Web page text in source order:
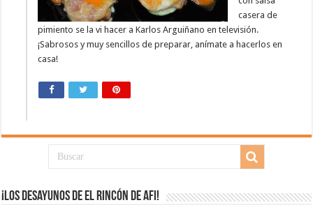
casera de
pimiento se la vi hacer a Karlos Arguiñano en televisión.
¡Sabrosos y muy sencillos de preparar, anímate a hacerlos en
casa!
¡Los desayunos de El Rincón de Afi!